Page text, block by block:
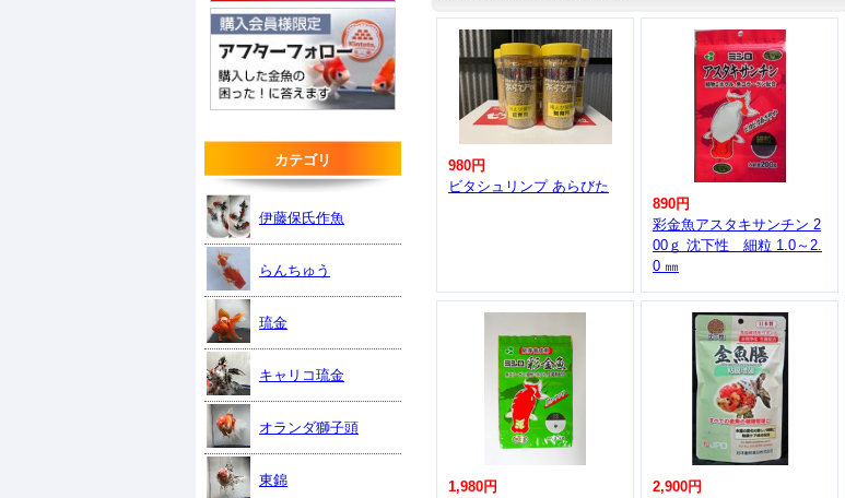
980円
ビタシュリンプ あらびた
890円
彩金魚アスタキサンチン 2
00ｇ 沈下性 細粒 1.0～2.
0 ㎜
1,980円
2,900円
カテゴリ
伊藤保氏作魚
らんちゅう
琉金
キャリコ琉金
オランダ獅子頭
東錦